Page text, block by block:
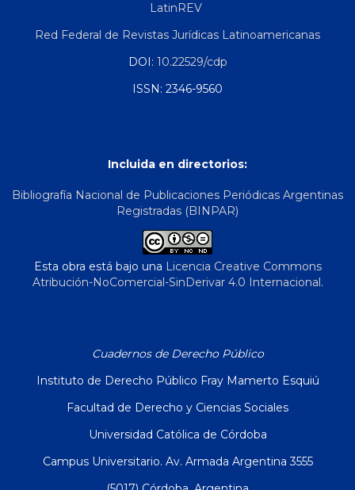
LatinREV
Red Federal de Revistas Jurídicas Latinoamericanas
DOI: 10.22529/cdp
ISSN: 2346-9560
Incluida en directorios:
Bibliografía Nacional de Publicaciones Periódicas Argentinas
Registradas (BINPAR)
Esta obra está bajo una Licencia Creative Commons
Atribución-NoComercial-SinDerivar 4.0 Internacional.
Cuadernos de Derecho Público
Instituto de Derecho Público Fray Mamerto Esquiú
Facultad de Derecho y Ciencias Sociales
Universidad Católica de Córdoba
Campus Universitario. Av. Armada Argentina 3555